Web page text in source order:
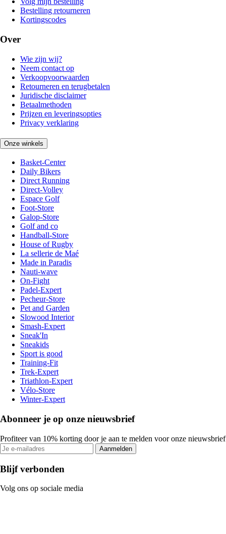
Bestelling retourneren
Kortingscodes
Over
Wie zijn wij?
Neem contact op
Verkoopvoorwaarden
Retourneren en terugbetalen
Juridische disclaimer
Betaalmethoden
Prijzen en leveringsopties
Privacy verklaring
Onze winkels
Basket-Center
Daily Bikers
Direct Running
Direct-Volley
Espace Golf
Foot-Store
Galop-Store
Golf and co
Handball-Store
House of Rugby
La sellerie de Maé
Made in Paradis
Nauti-wave
On-Fight
Padel-Expert
Pecheur-Store
Pet and Garden
Slowood Interior
Smash-Expert
Sneak'In
Sneakids
Sport is good
Training-Fit
Trek-Expert
Triathlon-Expert
Vélo-Store
Winter-Expert
Abonneer je op onze nieuwsbrief
Profiteer van 10% korting door je aan te melden voor onze nieuwsbrief
Aanmelden
Blijf verbonden
Volg ons op sociale media